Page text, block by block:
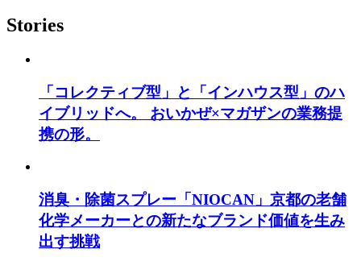
Stories
「コレクティブ型」と「インハウス型」のハ
イブリッドへ。 おいかぜ×マガザンの業務提
携の形。
消臭・除菌スプレー「NIOCAN」京都の老舗
化学メーカーとの新たなブランド価値を生み
出す挑戦